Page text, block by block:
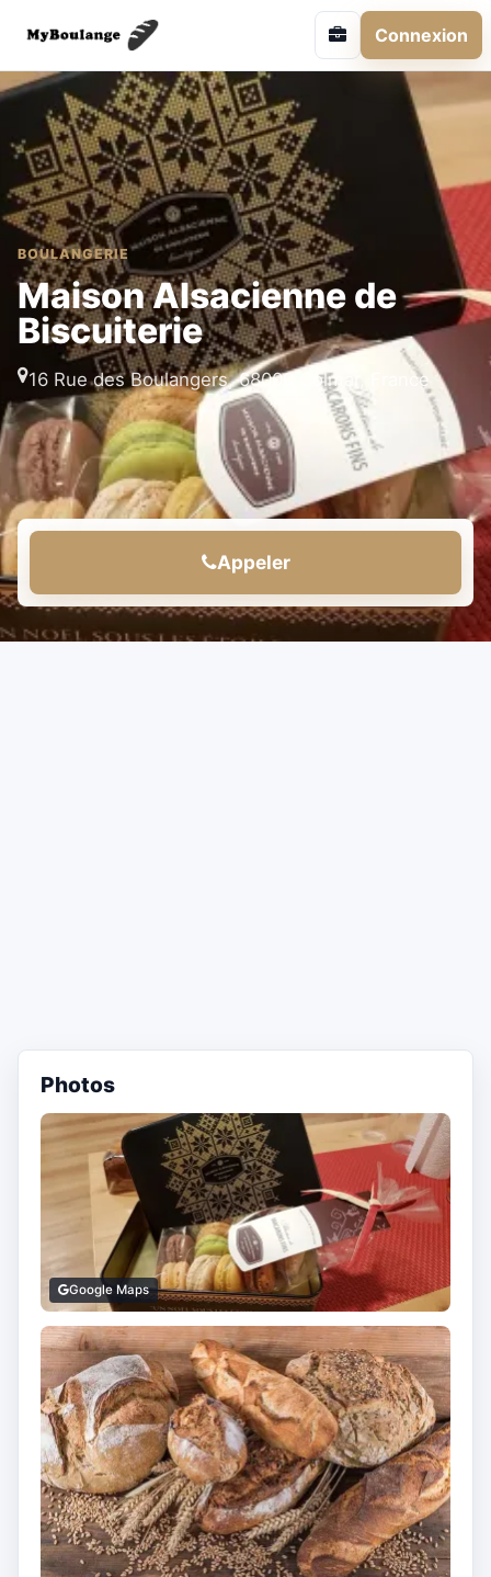
Connexion
BOULANGERIE
Maison Alsacienne de
Biscuiterie
16 Rue des Boulangers, 68000 Colmar, France
Appeler
Photos
Google Maps